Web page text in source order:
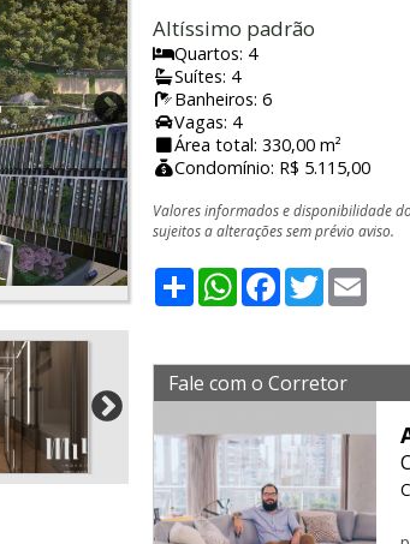
Altíssimo padrão
Quartos: 4
Suítes: 4
Banheiros: 6
Vagas: 4
Área total: 330,00 m²
Condomínio: R$ 5.115,00
Valores informados e disponibilidade
sujeitos a alterações sem prévio aviso.
ShareWhatsApp
Facebook
Twitter
Fale com o Corretor